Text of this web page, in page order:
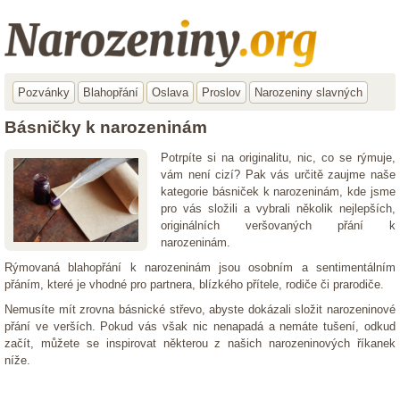
Pozvánky Blahopřání Oslava Proslov Narozeniny slavných
Básničky k narozeninám
Potrpíte si na originalitu, nic, co se rýmuje,
vám není cizí? Pak vás určitě zaujme naše
kategorie básniček k narozeninám, kde jsme
pro vás složili a vybrali několik nejlepších,
originálních veršovaných přání k
narozeninám.
Rýmovaná blahopřání k narozeninám jsou osobním a sentimentálním
přáním, které je vhodné pro partnera, blízkého přítele, rodiče či prarodiče.
Nemusíte mít zrovna básnické střevo, abyste dokázali složit narozeninové
přání ve verších. Pokud vás však nic nenapadá a nemáte tušení, odkud
začít, můžete se inspirovat některou z našich narozeninových říkanek
níže.